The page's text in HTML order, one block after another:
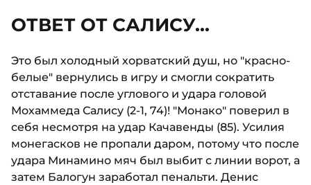
ОТВЕТ ОТ САЛИСУ...
Это был холодный хорватский душ, но "красно-
белые" вернулись в игру и смогли сократить
отставание после углового и удара головой
Мохаммеда Салису (2-1, 74)! "Монако" поверил в
себя несмотря на удар Качавенды (85). Усилия
монегасков не пропали даром, потому что после
удара Минамино мяч был выбит с линии ворот, а
затем Балогун заработал пенальти. Денис